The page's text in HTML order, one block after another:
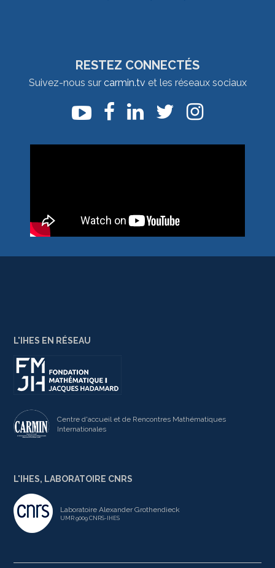
RESTEZ CONNECTÉS
Suivez-nous sur carmin.tv et les réseaux sociaux
L'IHES EN RÉSEAU
Centre d'accueil et de Rencontres Mathématiques
Internationales
L'IHES, LABORATOIRE CNRS
Laboratoire Alexander Grothendieck
UMR 9009 CNRS-IHES